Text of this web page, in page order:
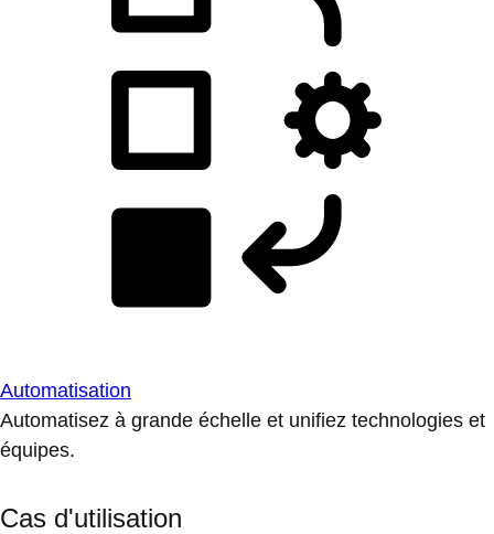
Automatisation
Automatisez à grande échelle et unifiez technologies et
équipes.
Cas d'utilisation